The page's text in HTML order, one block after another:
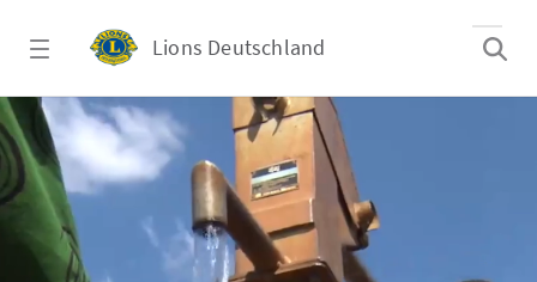
Lions Deutschland
Lions- &amp; Leo-Camp 25+ Brasilien